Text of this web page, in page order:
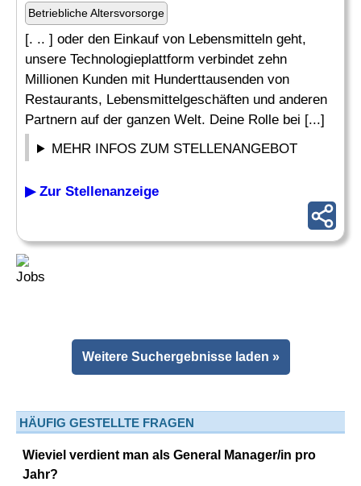
Betriebliche Altersvorsorge
[. .. ] oder den Einkauf von Lebensmitteln geht,
unsere Technologieplattform verbindet zehn
Millionen Kunden mit Hunderttausenden von
Restaurants, Lebensmittelgeschäften und anderen
Partnern auf der ganzen Welt. Deine Rolle bei [...]
MEHR INFOS ZUM STELLENANGEBOT
▶ Zur Stellenanzeige
Weitere Suchergebnisse laden »
HÄUFIG GESTELLTE FRAGEN
Wieviel verdient man als General Manager/in pro
Jahr?